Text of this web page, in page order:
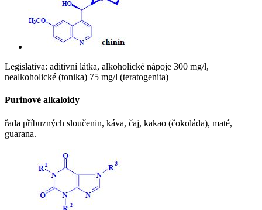
Legislativa: aditivní látka, alkoholické nápoje 300 mg/l,
nealkoholické (tonika) 75 mg/l (teratogenita)
Purinové alkaloidy
řada příbuzných sloučenin, káva, čaj, kakao (čokoláda), maté,
guarana.